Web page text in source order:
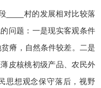
____村的发展相对比较落
问题：一是现实客观条件
瘠，自然条件较差。二是
皮核桃初级产品、农民外
思想观念保守落后，视野